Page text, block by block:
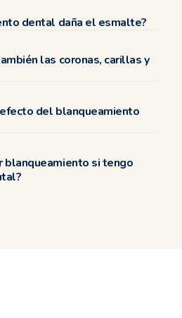
dental daña el esmalte?
las coronas, carillas y
del blanqueamiento
blanqueamiento si tengo